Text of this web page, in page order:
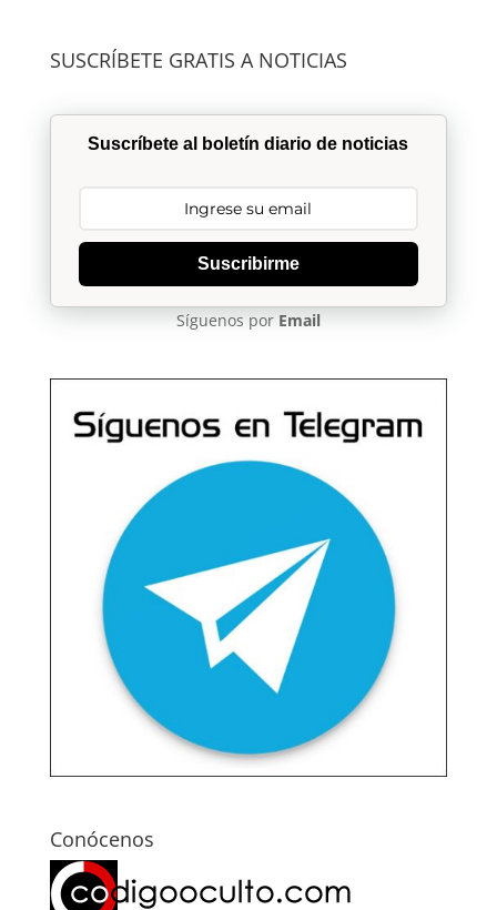
SUSCRÍBETE GRATIS A NOTICIAS
Suscríbete al boletín diario de noticias
Suscribirme
Síguenos por Email
Conócenos